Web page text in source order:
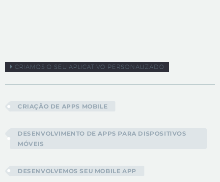
CRIAMOS O SEU APLICATIVO PERSONALIZADO
CRIAÇÃO DE APPS MOBILE
DESENVOLVIMENTO DE APPS PARA DISPOSITIVOS
MÓVEIS
DESENVOLVEMOS SEU MOBILE APP